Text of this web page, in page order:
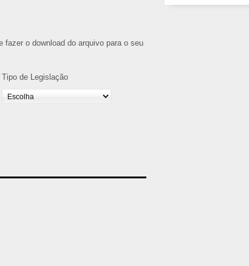
o download do arquivo para o seu
Tipo de Legislação